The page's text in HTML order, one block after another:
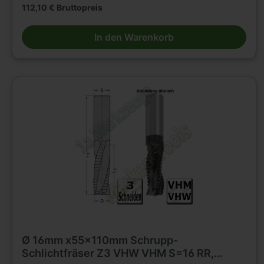
und verbessert die Laufruhe.Minimiertes Arbeitsgeräusch.
Schaft=12mm.Rechtslauf/Rechtsdrall
112,10 € Bruttopreis
In den Warenkorb
Ø 16mm x55x110mm Schrupp-
Schlichtfräser Z3 VHW VHM S=16 RR,